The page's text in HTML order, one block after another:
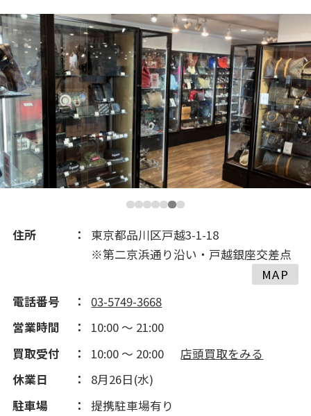
2020(308)
2019(534)
2018(648)
2017(475)
2016(244)
2015(172)
住所
東京都品川区戸越3-1-18
※第二京浜通り沿い・戸越銀座交差点
MAP
電話番号
03-5749-3668
営業時間
10:00 ～ 21:00
買取受付
10:00 ～ 20:00
店頭買取をみる
休業日
8月26日(水)
駐車場
提携駐車場有り